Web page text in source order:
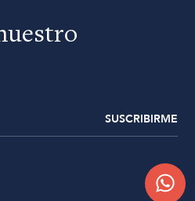
SUSCRIBIRME